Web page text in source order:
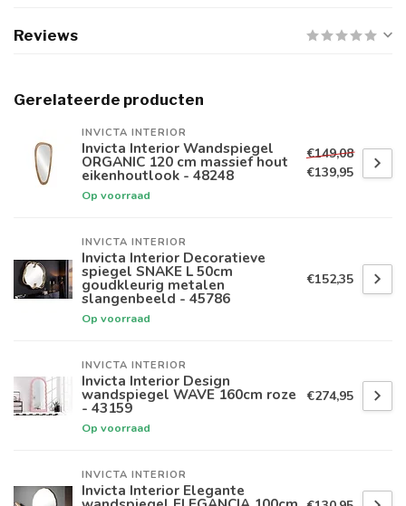
Reviews
Gerelateerde producten
INVICTA INTERIOR
Invicta Interior Wandspiegel
ORGANIC 120 cm massief hout
eikenhoutlook - 48248
Op voorraad
€149,08
€139,95
INVICTA INTERIOR
Invicta Interior Decoratieve
spiegel SNAKE L 50cm
goudkleurig metalen
slangenbeeld - 45786
Op voorraad
€152,35
INVICTA INTERIOR
Invicta Interior Design
wandspiegel WAVE 160cm roze
- 43159
Op voorraad
€274,95
INVICTA INTERIOR
Invicta Interior Elegante